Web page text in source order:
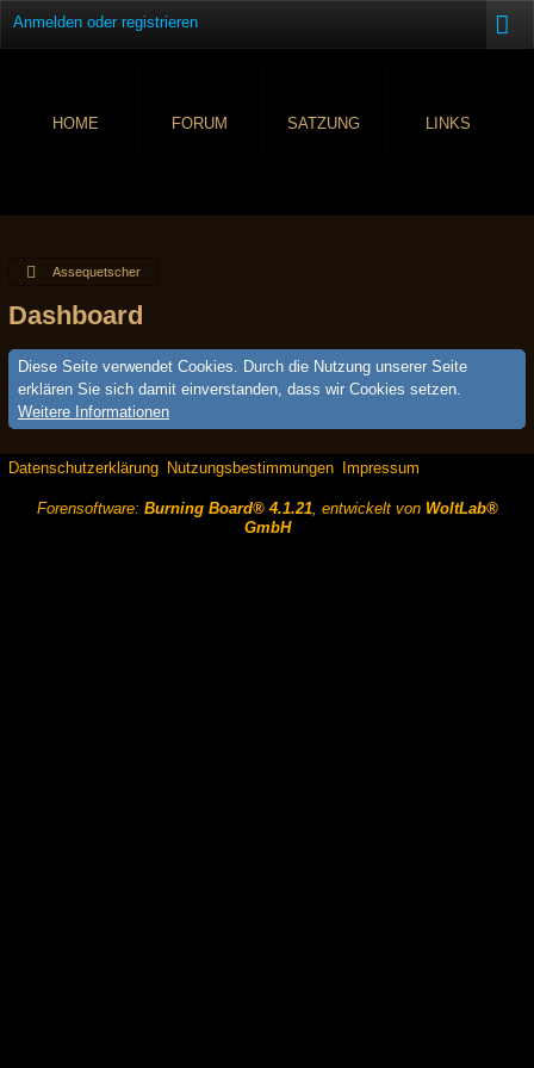
Anmelden oder registrieren
HOME FORUM SATZUNG LINKS
Assequetscher
Dashboard
Diese Seite verwendet Cookies. Durch die Nutzung unserer Seite
erklären Sie sich damit einverstanden, dass wir Cookies setzen.
Weitere Informationen
Datenschutzerklärung Nutzungsbestimmungen Impressum
Forensoftware: Burning Board® 4.1.21, entwickelt von WoltLab®
GmbH